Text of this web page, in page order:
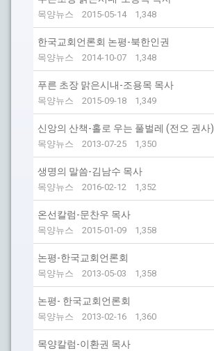
목양뉴스 2015-05-14 1,348
한국교회언론회 논평-북한인권
목양뉴스 2014-10-07 1,348
푸른 초장 맑은시내-조용목 목사
목양뉴스 2015-09-18 1,349
신앙의 산책-홀로 우는 풀벌레 (전오 권사)
목양뉴스 2013-07-25 1,350
생명의 말씀-김남수 목사
목양뉴스 2016-02-12 1,352
온선칼럼-문찬우 목사
목양뉴스 2015-01-09 1,358
논평-한국교회언론회
목양뉴스 2013-05-03 1,358
논평- 한국교회언론회
목양뉴스 2013-02-16 1,360
목양칼럼-이환권 목사